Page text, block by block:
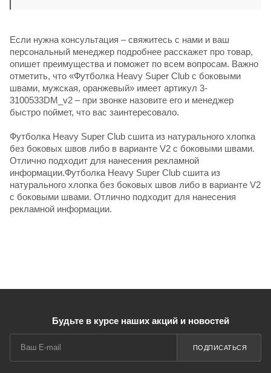
Если нужна консультация – свяжитесь с нами и ваш
персональный менеджер подробнее расскажет про товар,
опишет преимущества и поможет по всем вопросам. Важно
отметить, что «Футболка Heavy Super Club с боковыми
швами, мужская, оранжевый» имеет артикул 3-
3100533DM_v2 – при звонке назовите его и менеджер
быстро поймет, что вас заинтересовало.
Футболка Heavy Super Club сшита из натурального хлопка
без боковых швов либо в варианте V2 с боковыми швами.
Отлично подходит для нанесения рекламной
информации.Футболка Heavy Super Club сшита из
натурального хлопка без боковых швов либо в варианте V2
с боковыми швами. Отлично подходит для нанесения
рекламной информации.
Будьте в курсе наших акций и новостей
ПОДПИСАТЬСЯ